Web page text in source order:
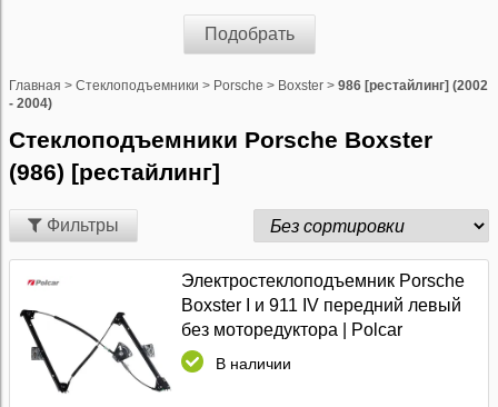
Подобрать
Главная > Стеклоподъемники > Porsche > Boxster > 986 [рестайлинг] (2002
- 2004)
Стеклоподъемники Porsche Boxster
(986) [рестайлинг]
Фильтры
Электростеклоподъемник Porsche
Boxster I и 911 IV передний левый
без моторедуктора | Polcar
В наличии